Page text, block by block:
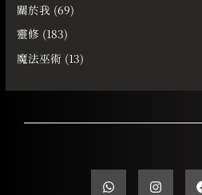
關於我 (69)
靈修 (183)
魔法巫術 (13)